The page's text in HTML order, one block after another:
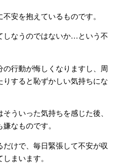
安を抱えているものです。
しなうのではないか…という不
行動が悔しくなりますし、周
りすると恥ずかしい気持ちにな
ういった気持ちを感じた後、
なものです。
けで、毎日緊張して不安が収
まいます。